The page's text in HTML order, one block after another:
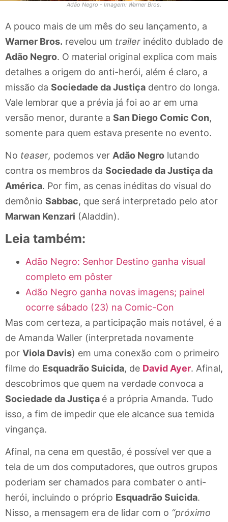
Adão Negro - Imagem: Warner Bros.
A pouco mais de um mês do seu lançamento, a
Warner Bros. revelou um trailer inédito dublado de
Adão Negro. O material original explica com mais
detalhes a origem do anti-herói, além é claro, a
missão da Sociedade da Justiça dentro do longa.
Vale lembrar que a prévia já foi ao ar em uma
versão menor, durante a San Diego Comic Con,
somente para quem estava presente no evento.
No teaser, podemos ver Adão Negro lutando
contra os membros da Sociedade da Justiça da
América. Por fim, as cenas inéditas do visual do
demônio Sabbac, que será interpretado pelo ator
Marwan Kenzari (Aladdin).
Leia também:
Adão Negro: Senhor Destino ganha visual
completo em pôster
Adão Negro ganha novas imagens; painel
ocorre sábado (23) na Comic-Con
Mas com certeza, a participação mais notável, é a
de Amanda Waller (interpretada novamente
por Viola Davis) em uma conexão com o primeiro
filme do Esquadrão Suicida, de David Ayer. Afinal,
descobrimos que quem na verdade convoca a
Sociedade da Justiça é a própria Amanda. Tudo
isso, a fim de impedir que ele alcance sua temida
vingança.
Afinal, na cena em questão, é possível ver que a
tela de um dos computadores, que outros grupos
poderiam ser chamados para combater o anti-
herói, incluindo o próprio Esquadrão Suicida.
Nisso, a mensagem era de lidar com o “próximo